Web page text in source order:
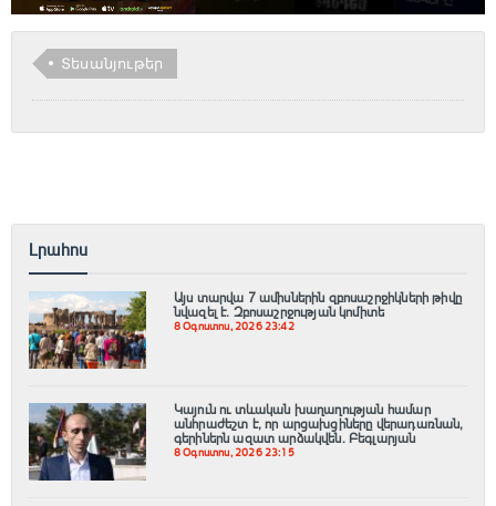
Տեսանյութեր
Լրահոս
Այս տարվա 7 ամիսներին զբոսաշրջիկների թիվը
նվազել է. Զբոսաշրջության կոմիտե
8 Օգոստոս, 2026 23:42
Կայուն ու տևական խաղաղության համար
անհրաժեշտ է, որ արցախցիները վերադառնան,
գերիներն ազատ արձակվեն․ Բեգլարյան
8 Օգոստոս, 2026 23:15